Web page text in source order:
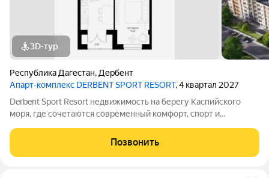
3D-тур
Республика Дагестан, Дербент
Апарт-комплекс DERBENT SPORT RESORT, 4 квартал 2027
Derbent Sport Resort недвижимость на берегу Каспийского
моря, где сочетаются современный комфорт, спорт и
учитывают все потребности современных
Позвонить